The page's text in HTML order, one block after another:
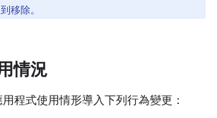
移除。
情況
程式使用情形導入下列行為變更：